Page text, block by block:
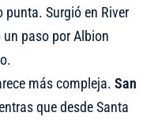
Surgió en River
paso por Albion
más compleja. San
que desde Santa